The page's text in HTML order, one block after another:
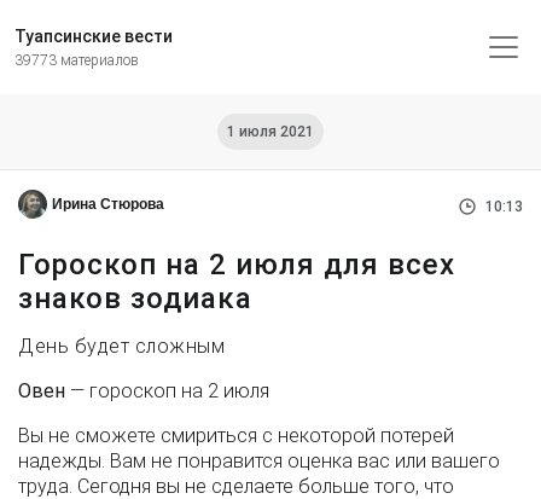
Туапсинские вести
39773 материалов
1 июля 2021
Ирина Стюрова 10:13
Гороскоп на 2 июля для всех
знаков зодиака
День будет сложным
Овен — гороскоп на 2 июля
Вы не сможете смириться с некоторой потерей
надежды. Вам не понравится оценка вас или вашего
труда. Сегодня вы не сделаете больше того, что